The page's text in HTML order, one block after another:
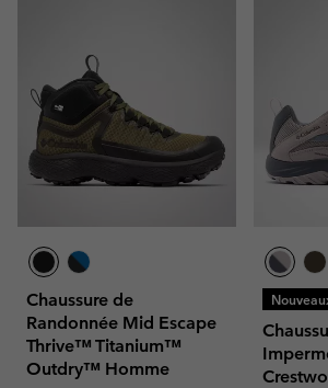
Chaussure de
Randonnée Mid Escape
Thrive™ Titanium™
Outdry™ Homme